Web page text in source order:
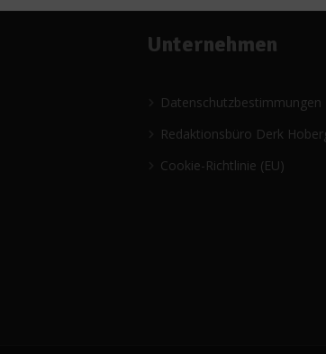
Unternehmen
Datenschutzbestimmungen
Redaktionsbüro Derk
Cookie-Richtlinie (EU)